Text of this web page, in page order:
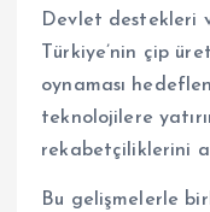
Devlet destekleri
Türkiye’nin çip
oynaması
teknolojilere
rekabetçiliklerini
Bu gelişmelerle